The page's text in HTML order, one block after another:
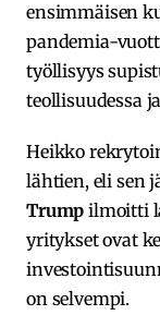
ensimmäisen
pandemia-
työllisyys
teollisuudessa
Heikko
lähtien, eli sen
Trumpilmoitti
yritykset ovat
on selvempi.